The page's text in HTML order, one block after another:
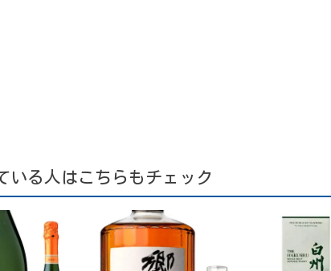
いる人はこちらもチェック